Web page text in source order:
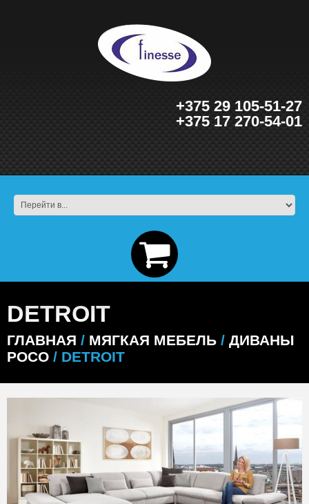
+375 29 105-51-27
+375 17 270-54-01
DETROIT
ГЛАВНАЯ / МЯГКАЯ МЕБЕЛЬ / ДИВАНЫ
POCO / DETROIT